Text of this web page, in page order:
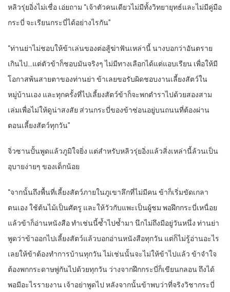
หลิวรุ่ยอิ่งไม่เชื่อ เอ่ยถาม “เจ้าตัวคนเดียวไม่มีทั้งวิทยายุทธ์และไม่มีคู่มือ
กระบี่ จะเรียนกระบี่ได้อย่างไรกัน”
“ท่านย่าไม่ชอบให้ข้าเล่นของต่อสู้ฆ่าฟันเหล่านี้ นางบอกว่าอันตราย
เกินไป…แต่ตัวข้าก็ชอบมันจริงๆ ไม่มีทางเลือกได้แต่แอบเรียน เพื่อให้มี
โอกาสพ้นสายตาของท่านย่า ข้าเลยขอรับผิดชอบงานเลี้ยงสัตว์ใน
หมู่บ้านเอง และทุกครั้งที่ไปเลี้ยงสัตว์ข้าก็จะพกตำราไปด้วยสองสาม
เล่มเพื่อไม่ให้ดูน่าสงสัย ส่วนกระบี่ของข้าซ่อนอยู่บนถนนที่ต้องผ่าน
ตอนเลี้ยงสัตว์ทุกวัน”
จิ่วซานปั้นพูดแล้วภูมิใจยิ่ง แต่สำหรับหลิวรุ่ยอิ่งแล้วสิ่งเหล่านี้ล้วนเป็น
อุบายง่ายๆ ของเด็กน้อย
“จากนั้นถึงพื้นที่เลี้ยงสัตว์ภายในภูเขาลึกที่ไม่มีคน ข้าก็เริ่มขัดเกลา
ตนเอง ใช้ต้นไม้เป็นศัตรู และให้วัวกับแพะเป็นผู้ชม พอฝึกกระบี่เหนื่อย
แล้วข้าก็อ่านหนังสือ ทำเช่นนี้ซ้ำไปซ้ำมา นึกไม่ถึงมีอยู่วันหนึ่ง ท่านย่า
พูดว่าข้าออกไปเลี้ยงสัตว์แล้วบอกอ่านหนังสือทุกวัน แต่ก็ไม่รู้อ่านอะไร
เลยให้ข้าต้องทำการบ้านทุกวัน ไม่เช่นนั้นจะไม่ให้ข้าไปแล้ว ข้าจำใจ
ต้องพกกระดาษพู่กันไปด้วยทุกวัน ว่างจากฝึกกระบี่ก็เขียนกลอน ถึงได้
พอมีอะไรรายงาน เจ้าอย่าพูดไป หลังจากนั้นข้าพบว่าที่จริงวิชากระบี่